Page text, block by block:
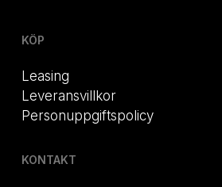
KÖP
Leasing
Leveransvillkor
Personuppgiftspolicy
KONTAKT